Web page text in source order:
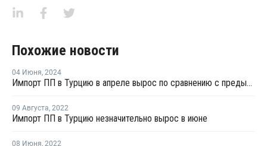
Похожие новости
04 Июня, 2024
Импорт ПП в Турцию в апреле вырос по сравнению с предыдущим месяцем
09 Августа, 2022
Импорт ПП в Турцию незначительно вырос в июне
08 Июня, 2022